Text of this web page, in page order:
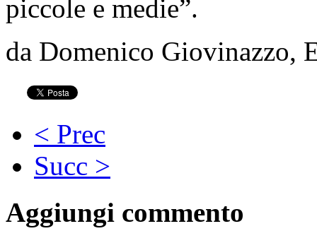
piccole e medie”.
da Domenico Giovinazzo,
< Prec
Succ >
Aggiungi commento